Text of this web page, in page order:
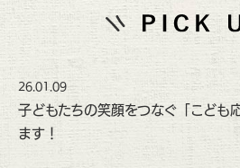
26.01.09
子どもたちの笑顔をつなぐ「こども
ます！